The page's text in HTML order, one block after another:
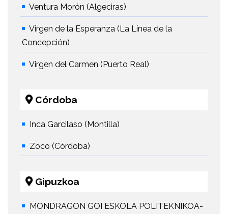
Ventura Morón (Algeciras)
Virgen de la Esperanza (La Línea de la
Concepción)
Virgen del Carmen (Puerto Real)
Córdoba
Inca Garcilaso (Montilla)
Zoco (Córdoba)
Gipuzkoa
MONDRAGON GOI ESKOLA POLITEKNIKOA-